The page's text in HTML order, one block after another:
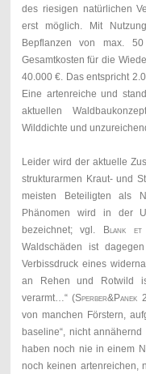
des riesigen natürlichen
erst möglich. Mit
Bepflanzen von max.
Gesamtkosten für die
40.000 €. Das entspricht
Eine artenreiche und
aktuellen
Wilddichte und
Leider wird der aktuelle
strukturarmen Kraut- und
meisten Beteiligten als
Phänomen wird in der
bezeichnet; vgl. Blank et
Waldschäden ist
Verbissdruck eines
an Rehen und Rotwild
verarmt…“ (Sperber&Panek
von manchen Förstern,
baseline“, nicht
haben noch nie in einem
noch keinen artenreichen,